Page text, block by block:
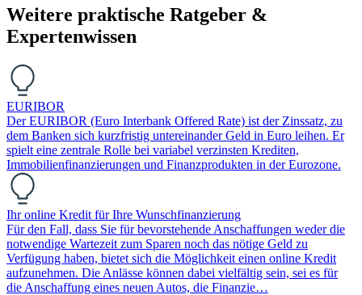
Weitere praktische Ratgeber &
Expertenwissen
EURIBOR
Der EURIBOR (Euro Interbank Offered Rate) ist der Zinssatz, zu
dem Banken sich kurzfristig untereinander Geld in Euro leihen. Er
spielt eine zentrale Rolle bei variabel verzinsten Krediten,
Immobilienfinanzierungen und Finanzprodukten in der Eurozone.
Ihr online Kredit für Ihre Wunschfinanzierung
Für den Fall, dass Sie für bevorstehende Anschaffungen weder die
notwendige Wartezeit zum Sparen noch das nötige Geld zu
Verfügung haben, bietet sich die Möglichkeit einen online Kredit
aufzunehmen. Die Anlässe können dabei vielfältig sein, sei es für
die Anschaffung eines neuen Autos, die Finanzie…